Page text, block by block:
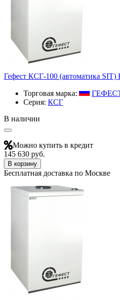
Гефест КСГ-100 (автоматика SIT)
Торговая марка:
Серия: КСГ
В наличии
Можно купить в кредит
145 630 руб.
В корзину
Бесплатная доставка по Москве